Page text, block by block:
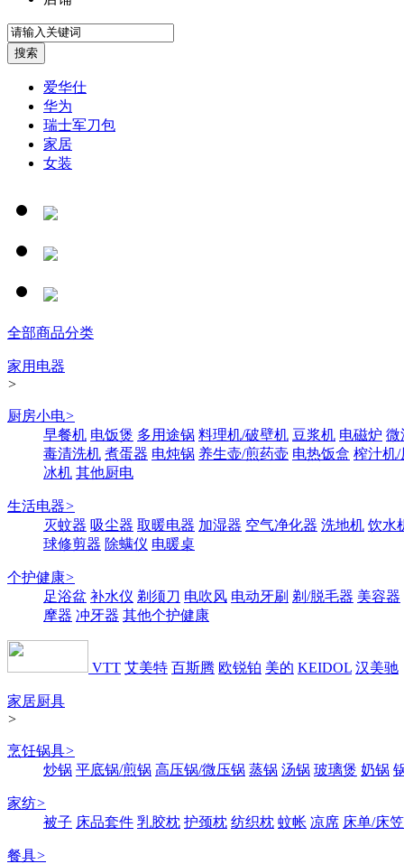
爱华仕
华为
瑞士军刀包
家居
女装
全部商品分类
家用电器
>
厨房小电>
早餐机 电饭煲 多用途锅 料理机/破壁机 豆浆机 电磁炉 微
毒清洗机 煮蛋器 电炖锅 养生壶/煎药壶 电热饭盒 榨汁机/
冰机 其他厨电
生活电器>
灭蚊器 吸尘器 取暖电器 加湿器 空气净化器 洗地机 饮水
球修剪器 除螨仪 电暖桌
个护健康>
足浴盆 补水仪 剃须刀 电吹风 电动牙刷 剃/脱毛器 美容器
摩器 冲牙器 其他个护健康
VTT 艾美特 百斯腾 欧锐铂 美的 KEIDOL 汉美驰
家居厨具
>
烹饪锅具>
炒锅 平底锅/煎锅 高压锅/微压锅 蒸锅 汤锅 玻璃煲 奶锅
家纺>
被子 床品套件 乳胶枕 护颈枕 纺织枕 蚊帐 凉席 床单/床笠
餐具>